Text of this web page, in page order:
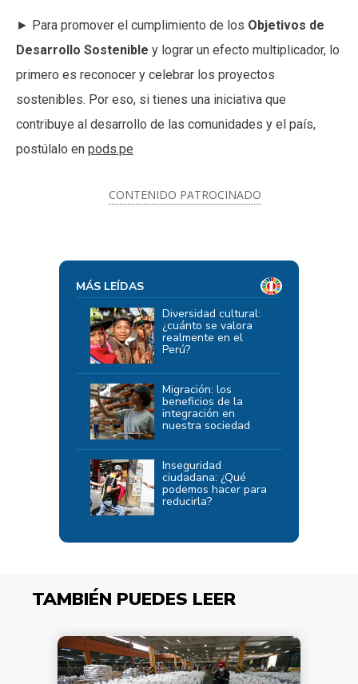
► Para promover el cumplimiento de los Objetivos de
Desarrollo Sostenible y lograr un efecto multiplicador, lo
primero es reconocer y celebrar los proyectos
sostenibles. Por eso, si tienes una iniciativa que
contribuye al desarrollo de las comunidades y el país,
postúlalo en pods.pe
CONTENIDO PATROCINADO
MÁS LEÍDAS
Diversidad cultural:
¿cuánto se valora
realmente en el
Perú?
Migración: los
beneficios de la
integración en
nuestra sociedad
Inseguridad
ciudadana: ¿Qué
podemos hacer para
reducirla?
TAMBIÉN PUEDES LEER